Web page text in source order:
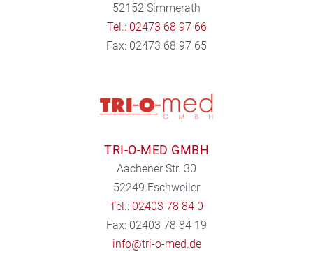
52152 Simmerath
Tel.: 02473 68 97 66
Fax: 02473 68 97 65
TRI-O-MED GMBH
Aachener Str. 30
52249 Eschweiler
Tel.: 02403 78 84 0
Fax: 02403 78 84 19
info@tri-o-med.de